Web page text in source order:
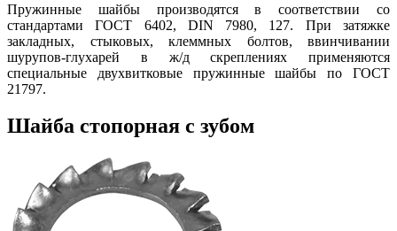
Пружинные шайбы производятся в соответствии со
стандартами ГОСТ 6402, DIN 7980, 127. При затяжке
закладных, стыковых, клеммных болтов, ввинчивании
шурупов-глухарей в ж/д скреплениях применяются
специальные двухвитковые пружинные шайбы по ГОСТ
21797.
Шайба стопорная с зубом